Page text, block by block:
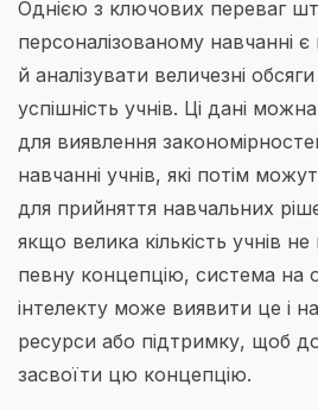
Однією з ключових переваг
персоналізованому навчанні
й аналізувати величезні
успішність учнів. Ці дані
для виявлення
навчанні учнів, які потім
для прийняття навчальних
якщо велика кількість учнів
певну концепцію, система на
інтелекту може виявити це і
ресурси або підтримку, щоб
засвоїти цю концепцію.